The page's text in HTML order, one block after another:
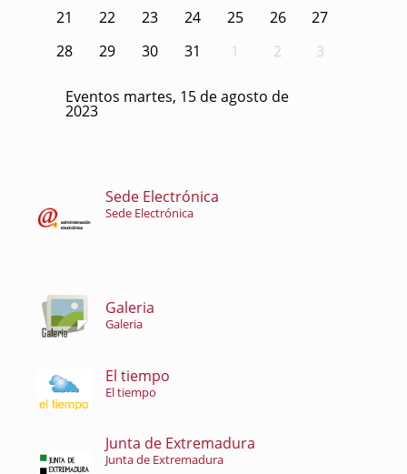
21
22 23 24 25 26
27
28
29 30 31 1 2 3
Eventos martes, 15 de agosto de
2023
Sede Electrónica
Sede Electrónica
Galeria
Galeria
El tiempo
El tiempo
Junta de Extremadura
Junta de Extremadura